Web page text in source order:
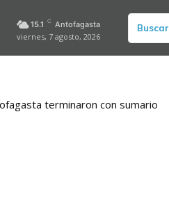
15.1 C Antofagasta
viernes, 7 agosto, 2026
Buscar
terminaron con sumario